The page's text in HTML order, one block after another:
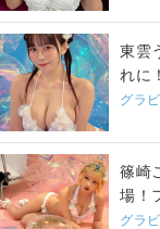
東雲
れに
グラ
篠崎
場！
グラ